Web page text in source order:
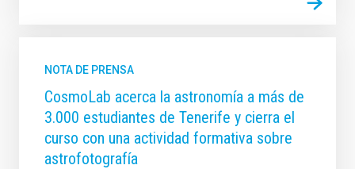
NOTA DE PRENSA
CosmoLab acerca la astronomía a más de
3.000 estudiantes de Tenerife y cierra el
curso con una actividad formativa sobre
astrofotografía